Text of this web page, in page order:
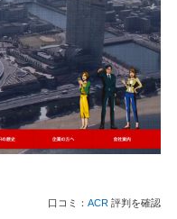
口コミ： ACR 評判を確認